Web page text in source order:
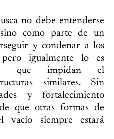
no debe entenderse
como parte de un
y condenar a los
pero igualmente lo es
que impidan el
similares. Sin
y fortalecimiento
que otras formas de
vacío siempre estará